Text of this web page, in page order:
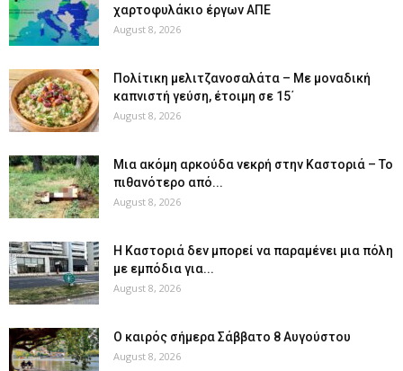
χαρτοφυλάκιο έργων ΑΠΕ
August 8, 2026
Πολίτικη μελιτζανοσαλάτα – Με μοναδική
καπνιστή γεύση, έτοιμη σε 15΄
August 8, 2026
Μια ακόμη αρκούδα νεκρή στην Καστοριά – Το
πιθανότερο από...
August 8, 2026
Η Καστοριά δεν μπορεί να παραμένει μια πόλη
με εμπόδια για...
August 8, 2026
Ο καιρός σήμερα Σάββατο 8 Αυγούστου
August 8, 2026